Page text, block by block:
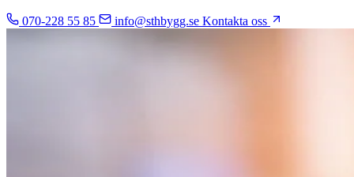
070-228 55 85 info@sthbygg.se Kontakta oss